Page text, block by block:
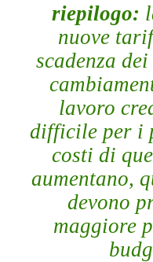
riepilogo:
nuove
scadenza
lavoro
difficile per i
costi di
aumentano,
devono
maggiore